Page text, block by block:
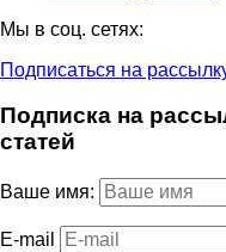
Мы в соц. сетях:
Подписаться на
Подписка на
статей
Ваше имя:
E-mail